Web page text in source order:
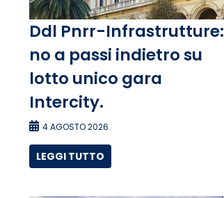
Ddl Pnrr-Infrastrutture:
no a passi indietro su
lotto unico gara
Intercity.
4 AGOSTO 2026
LEGGI TUTTO